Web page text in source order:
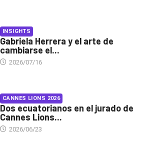
INSIGHTS
Gabriela Herrera y el arte de
cambiarse el...
2026/07/16
CANNES LIONS 2026
Dos ecuatorianos en el jurado de
Cannes Lions...
2026/06/23